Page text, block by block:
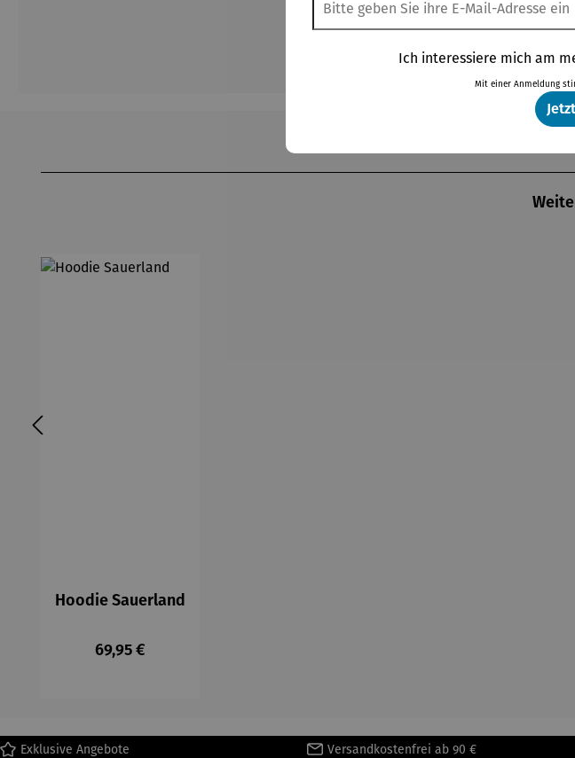
Hoodie Sauerland
Regulärer Preis:
69,95 €
Exklusive Angebote Versandkostenfrei ab 90 €
Ich interessiere mich am
Mit einer Anmeldung